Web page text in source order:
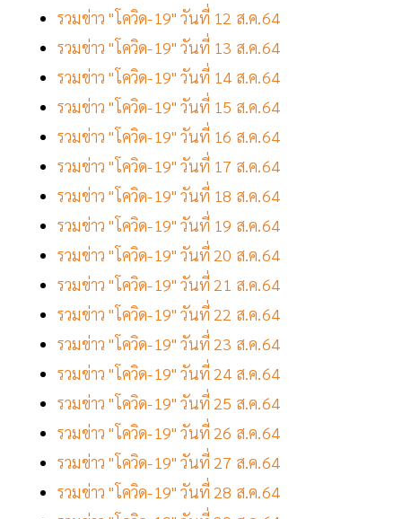
รวมข่าว "โควิด-19" วันที่ 12 ส.ค.64
รวมข่าว "โควิด-19" วันที่ 13 ส.ค.64
รวมข่าว "โควิด-19" วันที่ 14 ส.ค.64
รวมข่าว "โควิด-19" วันที่ 15 ส.ค.64
รวมข่าว "โควิด-19" วันที่ 16 ส.ค.64
รวมข่าว "โควิด-19" วันที่ 17 ส.ค.64
รวมข่าว "โควิด-19" วันที่ 18 ส.ค.64
รวมข่าว "โควิด-19" วันที่ 19 ส.ค.64
รวมข่าว "โควิด-19" วันที่ 20 ส.ค.64
รวมข่าว "โควิด-19" วันที่ 21 ส.ค.64
รวมข่าว "โควิด-19" วันที่ 22 ส.ค.64
รวมข่าว "โควิด-19" วันที่ 23 ส.ค.64
รวมข่าว "โควิด-19" วันที่ 24 ส.ค.64
รวมข่าว "โควิด-19" วันที่ 25 ส.ค.64
รวมข่าว "โควิด-19" วันที่ 26 ส.ค.64
รวมข่าว "โควิด-19" วันที่ 27 ส.ค.64
รวมข่าว "โควิด-19" วันที่ 28 ส.ค.64